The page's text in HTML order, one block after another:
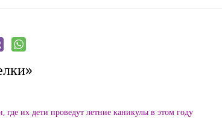
где их дети проведут летние каникулы в этом году